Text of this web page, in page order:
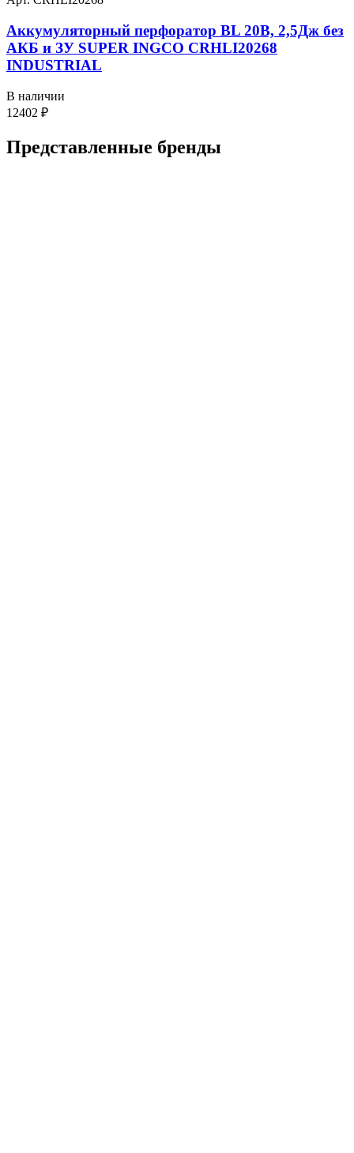
Аккумуляторный перфоратор BL 20В, 2,5Дж без
АКБ и ЗУ SUPER INGCO CRHLI20268
INDUSTRIAL
В наличии
12402 ₽
Представленные бренды